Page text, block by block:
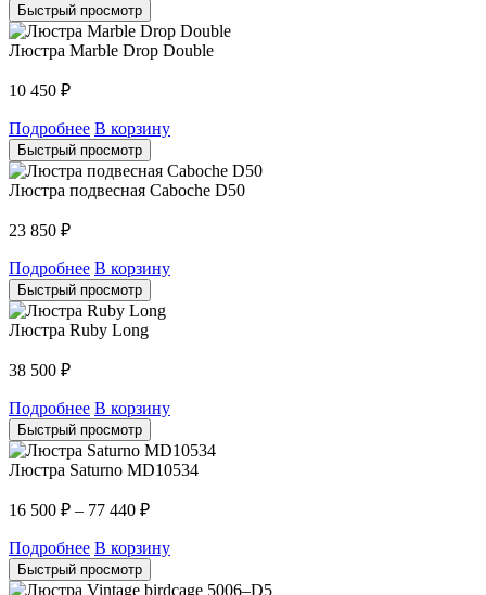
Быстрый просмотр
Люстра Marble Drop Double
10 450 ₽
Подробнее В корзину
Быстрый просмотр
Люстра подвесная Caboche D50
23 850 ₽
Подробнее В корзину
Быстрый просмотр
Люстра Ruby Long
38 500 ₽
Подробнее В корзину
Быстрый просмотр
Люстра Saturno MD10534
16 500 ₽ – 77 440 ₽
Подробнее В корзину
Быстрый просмотр